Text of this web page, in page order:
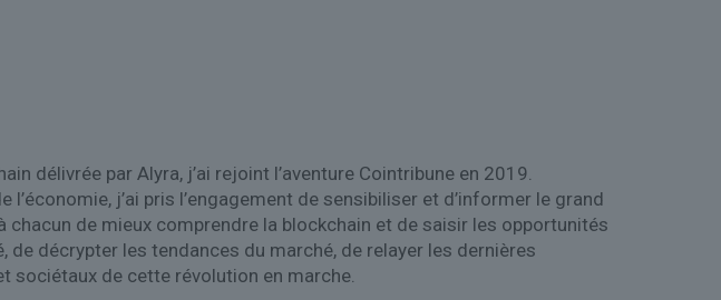
délivrée par Alyra, j’ai rejoint l’aventure Cointribune en 2019.
j’ai pris l’engagement de sensibiliser et d’informer le grand
de mieux comprendre la blockchain et de saisir les opportunités
décrypter les tendances du marché, de relayer les dernières
sociétaux de cette révolution en marche.